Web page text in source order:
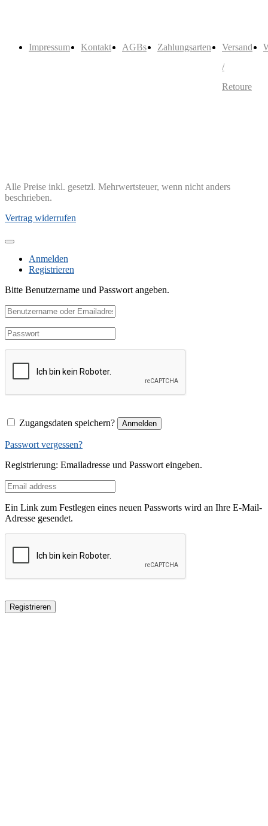
Impressum Kontakt AGBs Zahlungsarten
Versand
/
Retoure
Alle Preise inkl. gesetzl. Mehrwertsteuer, wenn nicht anders
beschrieben.
Vertrag widerrufen
Anmelden
Registrieren
Bitte Benutzername und Passwort angeben.
Zugangsdaten speichern? Anmelden
Passwort vergessen?
Registrierung: Emailadresse und Passwort eingeben.
Ein Link zum Festlegen eines neuen Passworts wird an Ihre E-Mail-
Adresse gesendet.
Registrieren